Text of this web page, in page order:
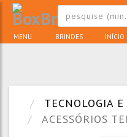
MENU BRINDES INÍCIO
TECNOLOGIA E
ACESSÓRIOS